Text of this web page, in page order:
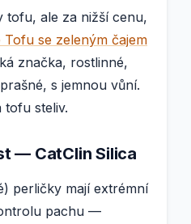
tofu, ale za nižší cenu,
Tofu se zeleným čajem
značka, rostlinné,
s jemnou vůní.
tofu steliv.
— CatClin Silica
perličky mají extrémní
pachu —